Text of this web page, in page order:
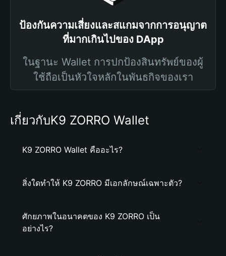
ป้องกันความเสี่ยงและสแกมจากการอนุญาต
ที่มากเกินไปของ DApp
ในฐานะ Wallet การปกป้องสินทรัพย์ของผู้
ใช้ถือเป็นหัวใจหลักในพันธกิจของเรา
เกี่ยวกับK9 ZORRO Wallet
K9 ZORRO Wallet คืออะไร?
สิ่งใดทำให้ K9 ZORRO มีเอกลักษณ์เฉพาะตัว?
ศักยภาพในอนาคตของ K9 ZORRO เป็น
อย่างไร?